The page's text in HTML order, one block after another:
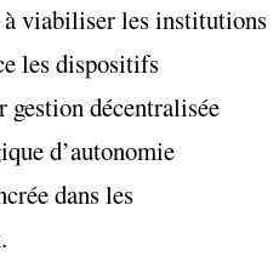
viabiliser les institutions
les dispositifs
décentralisée
d’autonomie
dans les